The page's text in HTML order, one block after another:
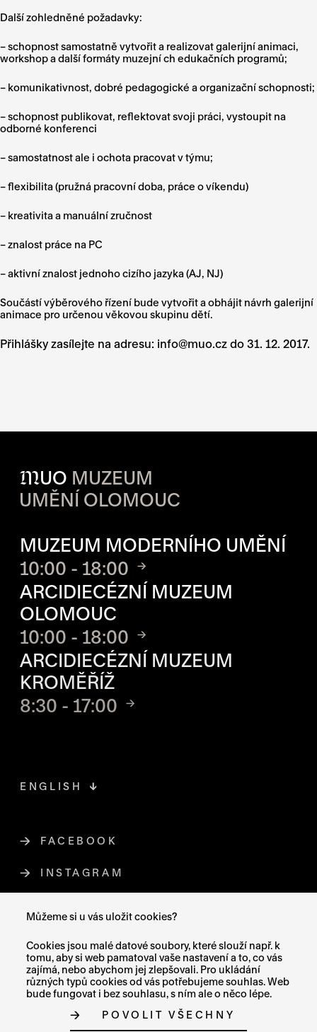
Můžeme si u vás uložit cookies?
Cookies jsou malé datové soubory, které slouží např. k
tomu, aby si web pamatoval vaše nastavení a to, co vás
zajímá, nebo abychom jej zlepšovali. Pro ukládání
různých typů cookies od vás potřebujeme souhlas. Web
bude fungovat i bez souhlasu, s ním ale o něco lépe.
POVOLIT VŠECHNY
Další zohledněné požadavky:
– schopnost samostatně vytvořit a realizovat galerijní animaci,
workshop a další formáty muzejní ch edukačních programů;
– komunikativnost, dobré pedagogické a organizační schopnosti;
– schopnost publikovat, reflektovat svoji práci, vystoupit na
odborné konferenci
– samostatnost ale i ochota pracovat v týmu;
– flexibilita (pružná pracovní doba, práce o víkendu)
– kreativita a manuální zručnost
– znalost práce na PC
– aktivní znalost jednoho cizího jazyka (AJ, NJ)
Součástí výběrového řízení bude vytvořit a obhájit návrh galerijní
animace pro určenou věkovou skupinu dětí.
Přihlášky zasílejte na adresu: info@muo.cz do 31. 12. 2017.
MUO MUZEUM
UMĚNÍ OLOMOUC
MUZEUM MODERNÍHO UMĚNÍ
10:00 - 18:00
ARCIDIECÉZNÍ MUZEUM
OLOMOUC
10:00 - 18:00
ARCIDIECÉZNÍ MUZEUM
KROMĚŘÍŽ
8:30 - 17:00
FACEBOOKODKAZ SE OTEVŘE NA NOVÉ
INSTAGRAMODKAZ SE OTEVŘE NA NOVÉ
ENGLISH
PROHLÁŠENÍ O PŘÍSTUPNOSTI